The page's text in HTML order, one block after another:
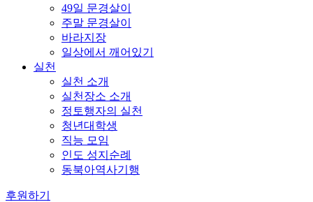
49일 문경살이
주말 문경살이
바라지장
일상에서 깨어있기
실천
실천 소개
실천장소 소개
정토행자의 실천
청년대학생
직능 모임
인도 성지순례
동북아역사기행
후원하기